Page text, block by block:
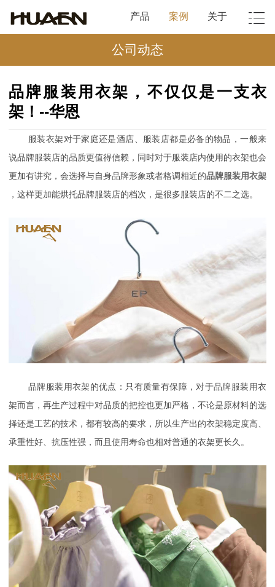
产品 案例 关于
公司动态
品牌服装用衣架，不仅仅是一支衣
架！--华恩
服装衣架对于家庭还是酒店、服装店都是必备的物品，一般来
说品牌服装店的品质更值得信赖，同时对于服装店内使用的衣架也会
更加有讲究，会选择与自身品牌形象或者格调相近的品牌服装用衣架
，这样更加能烘托品牌服装店的档次，是很多服装店的不二之选。
品牌服装用衣架的优点：只有质量有保障，对于品牌服装用衣
架而言，再生产过程中对品质的把控也更加严格，不论是原材料的选
择还是工艺的技术，都有较高的要求，所以生产出的衣架稳定度高、
承重性好、抗压性强，而且使用寿命也相对普通的衣架更长久。